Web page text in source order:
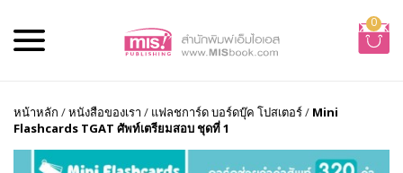
0
หน้าหลัก /หนังสือของเรา / แฟลชการ์ด บอร์ดบุ๊ค โปสเตอร์/ Mini
Flashcards TGAT ศัพท์เตรียมสอบ ชุดที่ 1